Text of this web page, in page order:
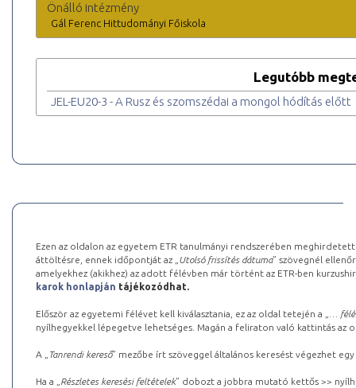
Önálló intézmény
Gál Ferenc Hittudományi Főiskola
Legutóbb
JEL-EU20-3 - A Rusz és szomszédai a mongol hódítás előtt
Ezen az oldalon az egyetem ETR tanulmányi rendszerében
áttöltésre, ennek időpontját az „ Utolsó frissítés dátuma” szövegnél
amelyekhez (akikhez) az adott félévben már történt az ETR-ben
karok honlapján tájékozódhat.
Először az egyetemi félévet kell kiválasztania, ez az oldal tetején a „
…
nyílhegyekkel lépegetve lehetséges. Magán a feliraton való kattintás az
A „ Tanrendi kereső” mezőbe írt szöveggel általános keresést végezhet
Ha a „ Részletes keresési feltételek” dobozt a jobbra mutató kettős >>